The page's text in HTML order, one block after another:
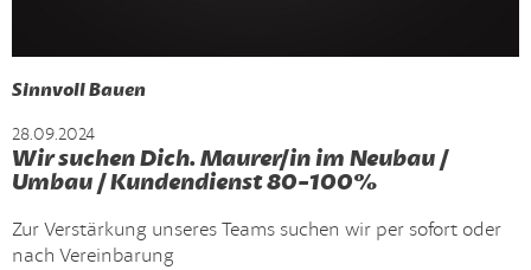
Sinnvoll Bauen
28.09.2024
Wir suchen Dich. Maurer/in im Neubau /
Umbau / Kundendienst 80-100%
Zur Verstärkung unseres Teams suchen wir per sofort oder
nach Vereinbarung